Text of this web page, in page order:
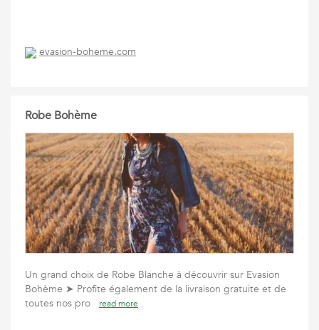
evasion-boheme.com
Robe Bohème
Un grand choix de Robe Blanche à découvrir sur Evasion
Bohème ➤ Profite également de la livraison gratuite et de
toutes nos pro
read more